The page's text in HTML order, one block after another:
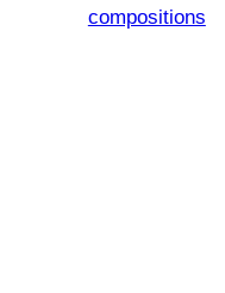
compositions